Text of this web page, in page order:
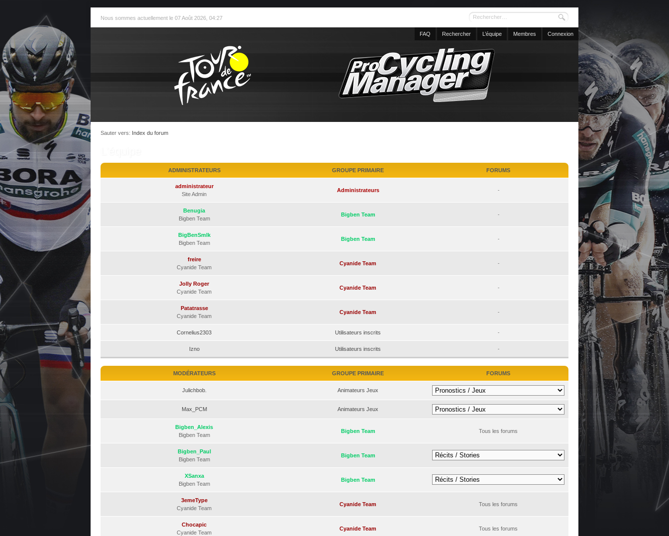
Nous sommes actuellement le 07 Août 2026, 04:27
FAQ Rechercher L’équipe Membres Connexion
Sauter vers: Index du forum
ADMINISTRATEURS GROUPE PRIMAIRE FORUMS
administrateur
Site Admin
Administrateurs -
Benugia
Bigben Team
Bigben Team -
BigBenSmlk
Bigben Team
Bigben Team -
freire
Cyanide Team
Cyanide Team -
Jolly Roger
Cyanide Team
Cyanide Team -
Patatrasse
Cyanide Team
Cyanide Team -
Cornelius2303 Utilisateurs inscrits -
Izno Utilisateurs inscrits -
MODÉRATEURS GROUPE PRIMAIRE FORUMS
Julichbob. Animateurs Jeux
Max_PCM Animateurs Jeux
Bigben_Alexis
Bigben Team
Bigben Team Tous les forums
Bigben_Paul
Bigben Team
Bigben Team
XSanxa
Bigben Team
Bigben Team
3emeType
Cyanide Team
Cyanide Team Tous les forums
Chocapic
Cyanide Team
Cyanide Team Tous les forums